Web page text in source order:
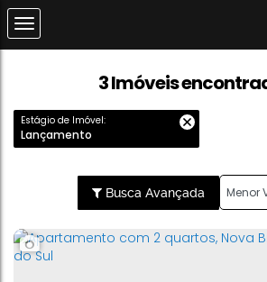
3 Imóveis
Estágio de Imóvel:
Lançamento
Busca Avançada